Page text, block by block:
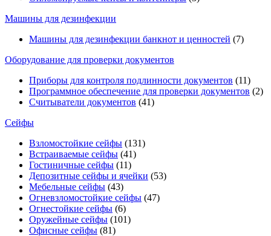
Машины для дезинфекции
Машины для дезинфекции банкнот и ценностей (7)
Оборудование для проверки документов
Приборы для контроля подлинности документов (11)
Программное обеспечение для проверки документов (2)
Считыватели документов (41)
Сейфы
Взломостойкие сейфы (131)
Встраиваемые сейфы (41)
Гостиничные сейфы (11)
Депозитные сейфы и ячейки (53)
Мебельные сейфы (43)
Огневзломостойкие сейфы (47)
Огнестойкие сейфы (6)
Оружейные сейфы (101)
Офисные сейфы (81)